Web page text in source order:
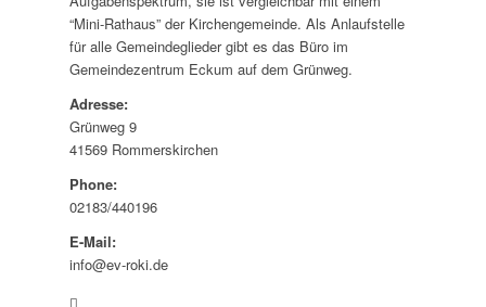
“Mini-Rathaus” der Kirchengemeinde. Als Anlaufstelle
für alle Gemeindeglieder gibt es das Büro im
Gemeindezentrum Eckum auf dem Grünweg.
Adresse:
Grünweg 9
41569 Rommerskirchen
Phone:
02183/440196
E-Mail:
info@ev-roki.de